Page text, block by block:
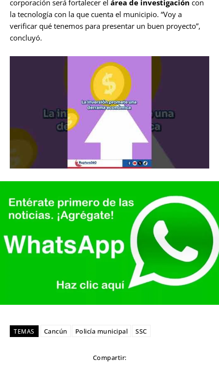
corporación será fortalecer el área de investigación con
la tecnología con la que cuenta el municipio. “Voy a
verificar qué tenemos para presentar un buen proyecto”,
concluyó.
TEMAS Cancún Policía municipal SSC
Compartir: